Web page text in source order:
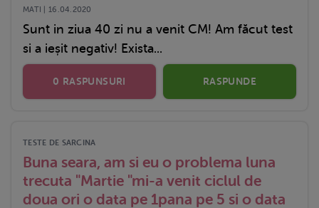
MATI | 16.04.2020
Sunt in ziua 40 zi nu a venit CM! Am făcut test
si a ieșit negativ! Exista...
0 RASPUNSURI RASPUNDE
TESTE DE SARCINA
Buna seara, am si eu o problema luna
trecuta "Martie "mi-a venit ciclul de
doua ori o data pe 1pana pe 5 si o data